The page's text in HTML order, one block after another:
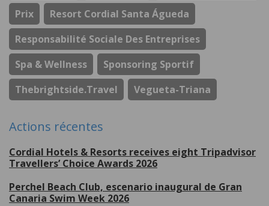
Prix
Resort Cordial Santa Águeda
Responsabilité Sociale Des Entreprises
Spa & Wellness
Sponsoring Sportif
Thebrightside.travel
Vegueta-Triana
Actions récentes
Cordial Hotels & Resorts receives eight Tripadvisor
Travellers’ Choice Awards 2026
Perchel Beach Club, escenario inaugural de Gran
Canaria Swim Week 2026